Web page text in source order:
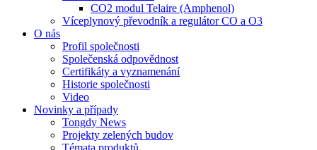
CO2 modul Telaire (Amphenol)
Víceplynový převodník a regulátor CO a O3
O nás
Profil společnosti
Společenská odpovědnost
Certifikáty a vyznamenání
Historie společnosti
Video
Novinky a případy
Tongdy News
Projekty zelených budov
Témata produktů